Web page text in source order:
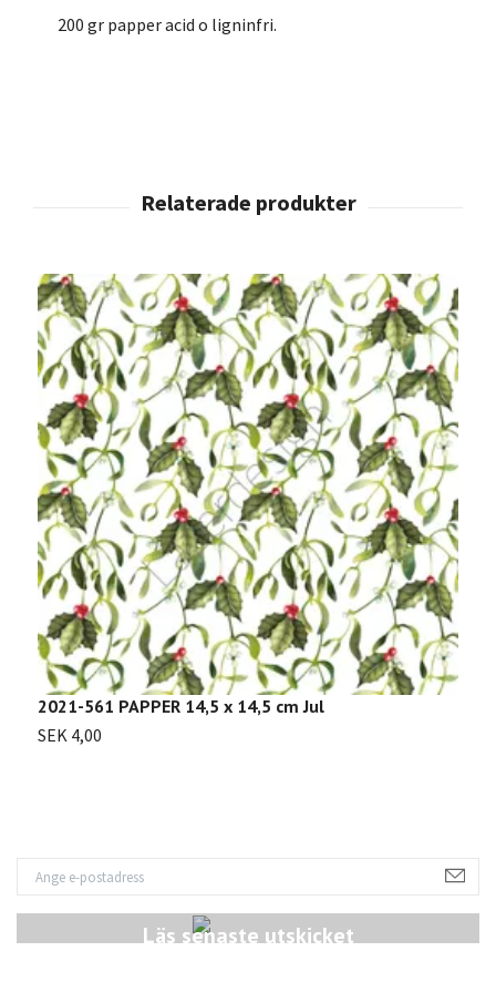
Läs senaste utskicket
200 gr papper acid o ligninfri.
2021-561 PAPPER 14,5 x 14,5 cm Jul
SEK 4,00